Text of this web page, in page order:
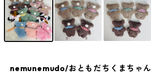
nemunemudo/おともだちくまちゃん